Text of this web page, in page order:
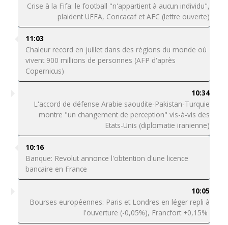
Crise à la Fifa: le football "n'appartient à aucun individu",
plaident UEFA, Concacaf et AFC (lettre ouverte)
11:03
Chaleur record en juillet dans des régions du monde où
vivent 900 millions de personnes (AFP d'après
Copernicus)
10:34
L'accord de défense Arabie saoudite-Pakistan-Turquie
montre "un changement de perception" vis-à-vis des
Etats-Unis (diplomatie iranienne)
10:16
Banque: Revolut annonce l'obtention d'une licence
bancaire en France
10:05
Bourses européennes: Paris et Londres en léger repli à
l'ouverture (-0,05%), Francfort +0,15%